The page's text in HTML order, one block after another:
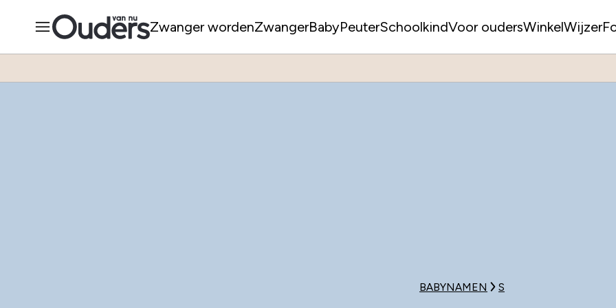
Zwanger wordenZwangerBabyPeuterSchoolkindVoor oudersWinkelWijzer
BABYNAMEN S